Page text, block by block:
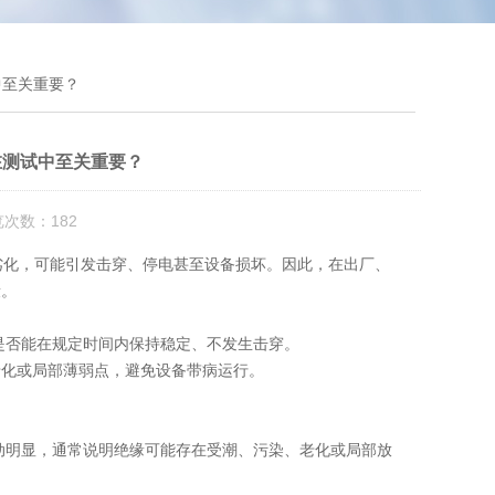
关重要？
试中至关重要？
数：182
可能引发击穿、停电甚至设备损坏。因此，在出厂、
能在规定时间内保持稳定、不发生击穿。
或局部薄弱点，避免设备带病运行。
显，通常说明绝缘可能存在受潮、污染、老化或局部放